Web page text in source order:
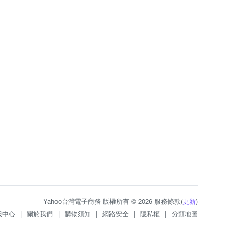
Yahoo台灣電子商務 版權所有 © 2026 服務條款(更新)
中心 | 關於我們 | 購物須知 | 網路安全 | 隱私權 | 分類地圖